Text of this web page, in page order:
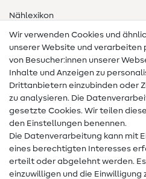
Nählexikon
Nähanleitungen
Hilfe & Kontakt
Kontakt
Infos zum Betreiberwechsel
Widerrufsrecht
Beliebt
Wir verwenden Cookies und
unserer Website und
von Besucher:innen unserer
Inhalte und Anzeigen zu
Drittanbietern einzubinden oder
zu analysieren. Die
gesetzte Cookies. Wir teilen
den Einstellungen benennen.
Die Datenverarbeitung kann mit
eines berechtigten Interesses
erteilt oder abgelehnt werden.
einzuwilligen und die